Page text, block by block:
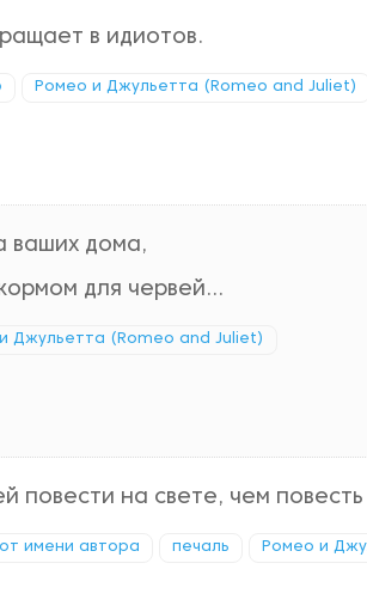
в идиотов.
Ромео и Джульетта (Romeo and Juliet)
ваших дома,
для червей...
Джульетта (Romeo and Juliet)
повести на свете, чем
от имени автора печаль Ромео и